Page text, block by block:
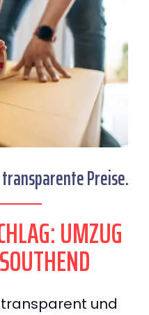
Preise.
UMZUG
transparent und